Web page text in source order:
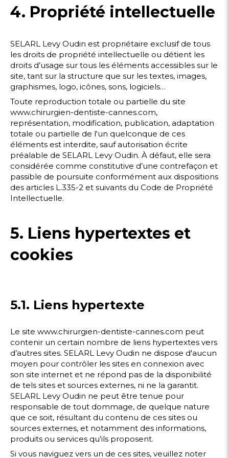
4. Propriété intellectuelle
SELARL Levy Oudin est propriétaire exclusif de tous
les droits de propriété intellectuelle ou détient les
droits d’usage sur tous les éléments accessibles sur le
site, tant sur la structure que sur les textes, images,
graphismes, logo, icônes, sons, logiciels…
Toute reproduction totale ou partielle du site
www.chirurgien-dentiste-cannes.com,
représentation, modification, publication, adaptation
totale ou partielle de l'un quelconque de ces
éléments est interdite, sauf autorisation écrite
préalable de SELARL Levy Oudin. À défaut, elle sera
considérée comme constitutive d’une contrefaçon et
passible de poursuite conformément aux dispositions
des articles L.335-2 et suivants du Code de Propriété
Intellectuelle.
5. Liens hypertextes et
cookies
5.1. Liens hypertexte
Le site www.chirurgien-dentiste-cannes.com peut
contenir un certain nombre de liens hypertextes vers
d’autres sites. SELARL Levy Oudin ne dispose d'aucun
moyen pour contrôler les sites en connexion avec
son site internet et ne répond pas de la disponibilité
de tels sites et sources externes, ni ne la garantit.
SELARL Levy Oudin ne peut être tenue pour
responsable de tout dommage, de quelque nature
que ce soit, résultant du contenu de ces sites ou
sources externes, et notamment des informations,
produits ou services qu’ils proposent.
Si vous naviguez vers un de ces sites, veuillez noter